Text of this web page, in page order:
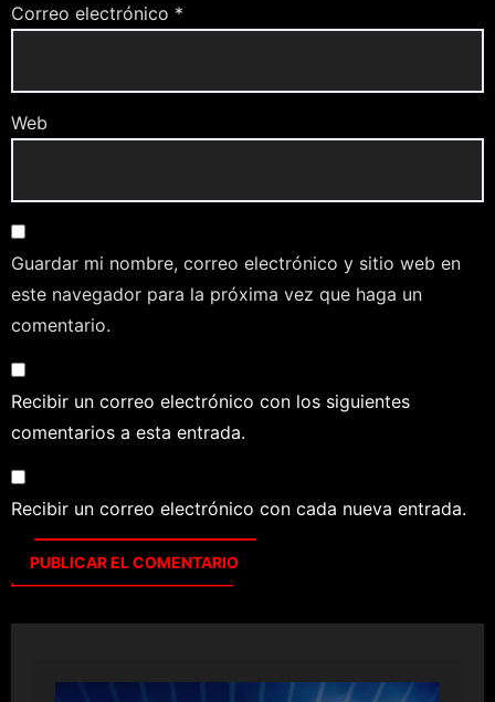
Correo electrónico *
Web
Guardar mi nombre, correo electrónico y sitio web en
este navegador para la próxima vez que haga un
comentario.
Recibir un correo electrónico con los siguientes
comentarios a esta entrada.
Recibir un correo electrónico con cada nueva entrada.